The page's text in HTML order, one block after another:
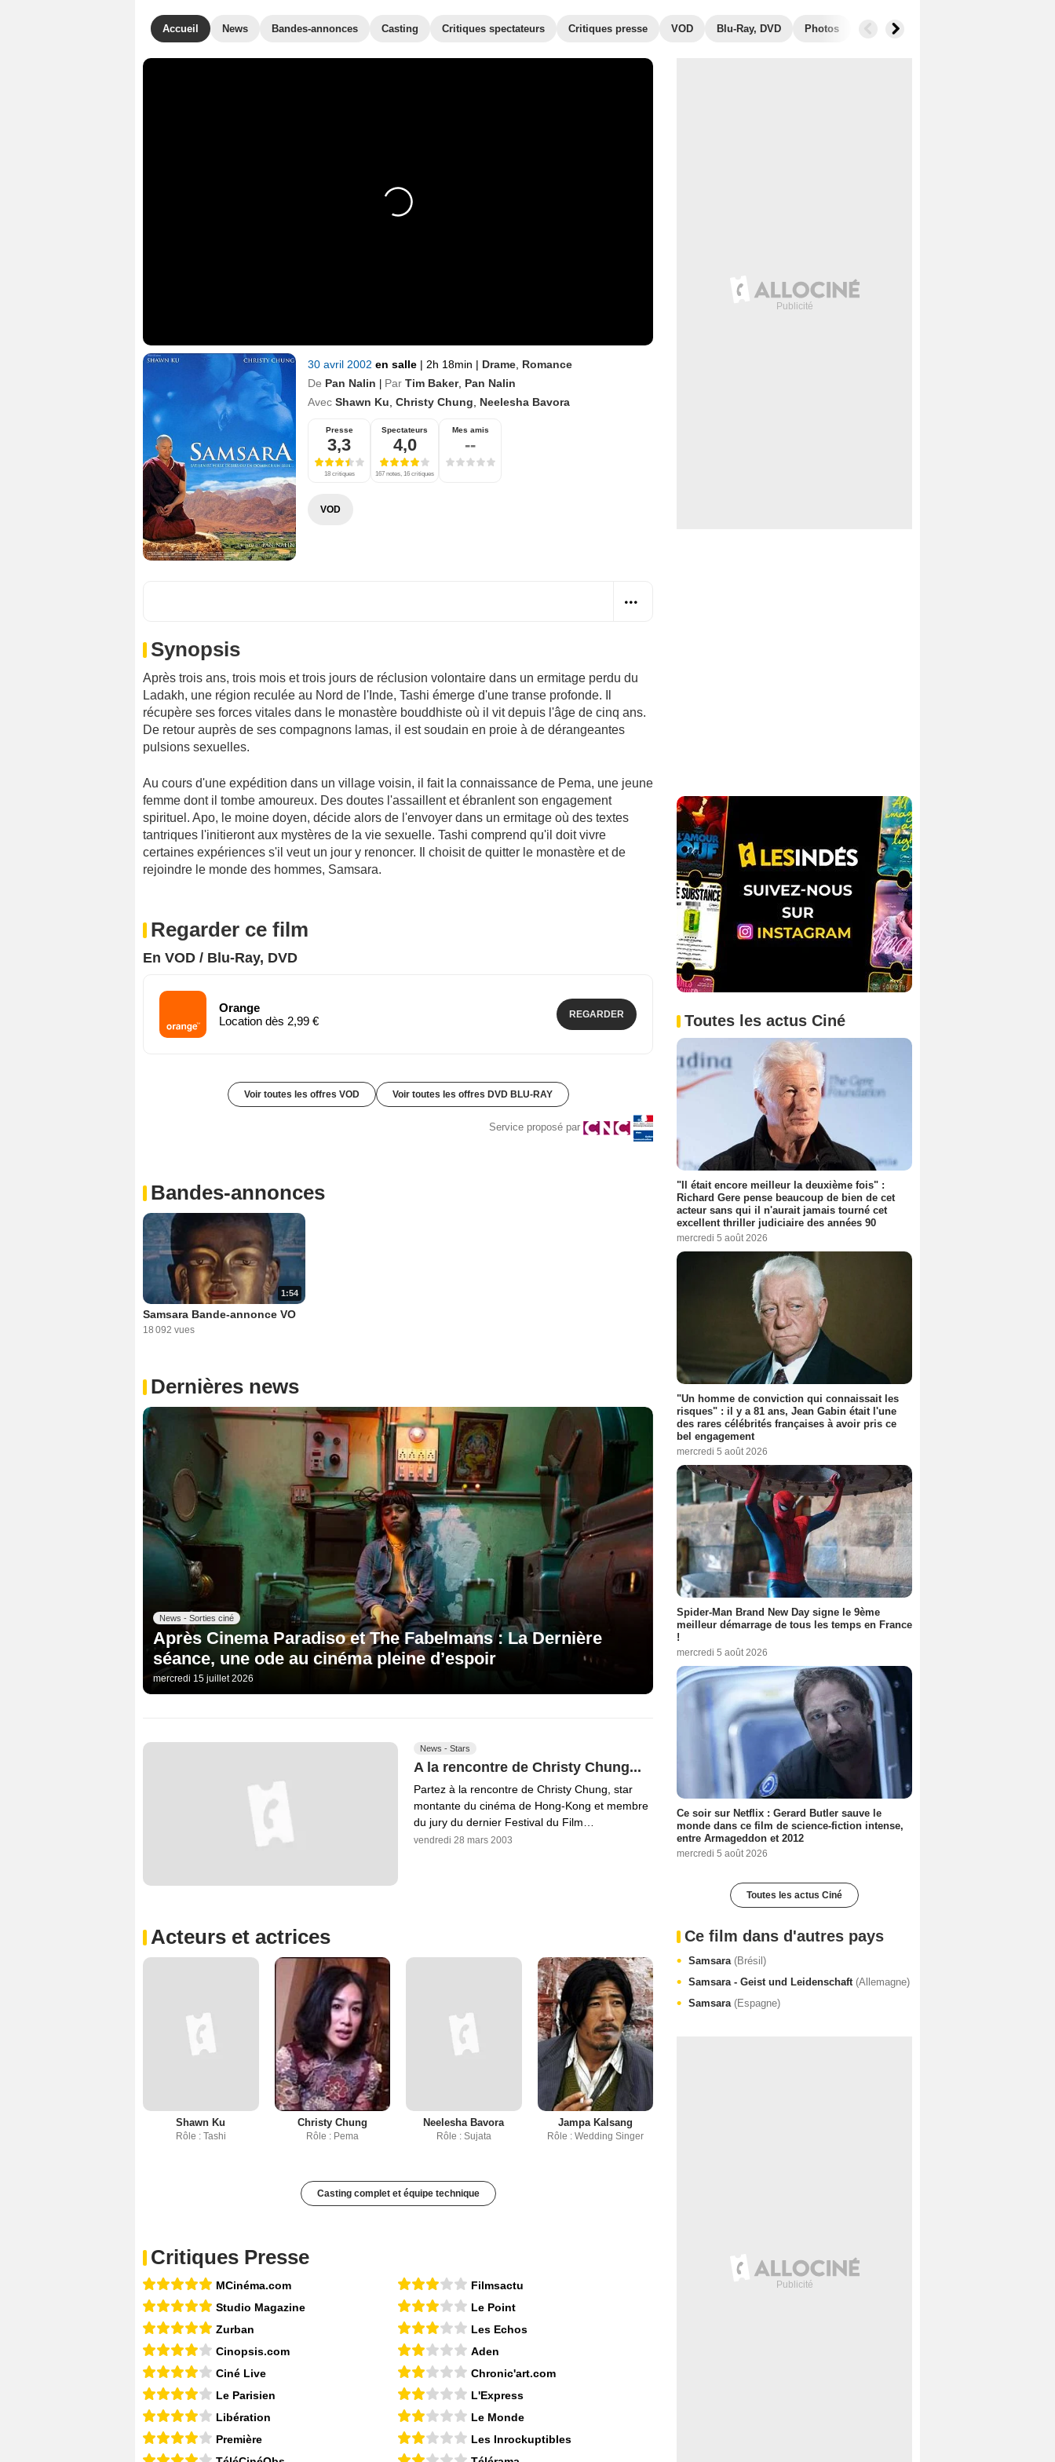
Accueil News Bandes-annonces Casting Critiques spectateurs Critiques presse VOD Blu-Ray, DVD Photos Secrets de tournage
30 avril 2002 en salle | 2h 18min | Drame Romance
De Pan Nalin | Par Tim Baker, Pan Nalin
Avec Shawn Ku Christy Chung Neelesha Bavora
Presse
3,3
18 critiques
Spectateurs
4,0
167 notes, 16 critiques
Mes amis
--
VOD
Synopsis
Après trois ans, trois mois et trois jours de réclusion volontaire dans un ermitage perdu du
Ladakh, une région reculée au Nord de l'Inde, Tashi émerge d'une transe profonde. Il
récupère ses forces vitales dans le monastère bouddhiste où il vit depuis l'âge de cinq ans.
De retour auprès de ses compagnons lamas, il est soudain en proie à de dérangeantes
pulsions sexuelles.
Au cours d'une expédition dans un village voisin, il fait la connaissance de Pema, une jeune
femme dont il tombe amoureux. Des doutes l'assaillent et ébranlent son engagement
spirituel. Apo, le moine doyen, décide alors de l'envoyer dans un ermitage où des textes
tantriques l'initieront aux mystères de la vie sexuelle. Tashi comprend qu'il doit vivre
certaines expériences s'il veut un jour y renoncer. Il choisit de quitter le monastère et de
rejoindre le monde des hommes, Samsara.
Regarder ce film
En VOD / Blu-Ray, DVD
Orange
Location dès 2,99 €
REGARDER
Voir toutes les offres VOD Voir toutes les offres DVD BLU-RAY
Service proposé par
Bandes-annonces
1:54
Samsara Bande-annonce VO
18 092 vues
Dernières news
News - Sorties ciné
Après Cinema Paradiso et The Fabelmans : La Dernière
séance, une ode au cinéma pleine d’espoir
mercredi 15 juillet 2026
News - Stars
A la rencontre de Christy Chung...
Partez à la rencontre de Christy Chung, star
montante du cinéma de Hong-Kong et membre
du jury du dernier Festival du Film…
vendredi 28 mars 2003
Acteurs et actrices
Shawn Ku
Rôle : Tashi
Christy Chung
Rôle : Pema
Neelesha Bavora
Rôle : Sujata
Jampa Kalsang
Rôle : Wedding Singer
Casting complet et équipe technique
Critiques Presse
MCinéma.com
Studio Magazine
Zurban
Cinopsis.com
Ciné Live
Le Parisien
Libération
Première
Filmsactu
Le Point
Les Echos
Aden
Chronic'art.com
L'Express
Le Monde
Les Inrockuptibles
Toutes les actus Ciné
"Il était encore meilleur la deuxième fois" :
Richard Gere pense beaucoup de bien de cet
acteur sans qui il n'aurait jamais tourné cet
excellent thriller judiciaire des années 90
mercredi 5 août 2026
"Un homme de conviction qui connaissait les
risques" : il y a 81 ans, Jean Gabin était l'une
des rares célébrités françaises à avoir pris ce
bel engagement
mercredi 5 août 2026
Spider-Man Brand New Day signe le 9ème
meilleur démarrage de tous les temps en France
!
mercredi 5 août 2026
Ce soir sur Netflix : Gerard Butler sauve le
monde dans ce film de science-fiction intense,
entre Armageddon et 2012
mercredi 5 août 2026
Toutes les actus Ciné
Ce film dans d'autres pays
Samsara (Brésil)
Samsara - Geist und Leidenschaft (Allemagne)
Samsara (Espagne)